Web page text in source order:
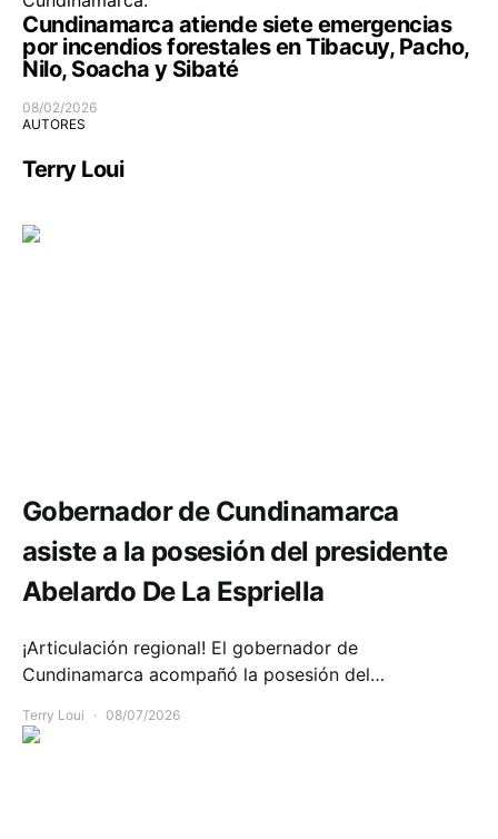
Cundinamarca atiende siete emergencias
por incendios forestales en Tibacuy, Pacho,
Nilo, Soacha y Sibaté
08/02/2026
AUTORES
Terry Loui
Gobernador de Cundinamarca
asiste a la posesión del presidente
Abelardo De La Espriella
¡Articulación regional! El gobernador de
Cundinamarca acompañó la posesión del…
Terry Loui 08/07/2026